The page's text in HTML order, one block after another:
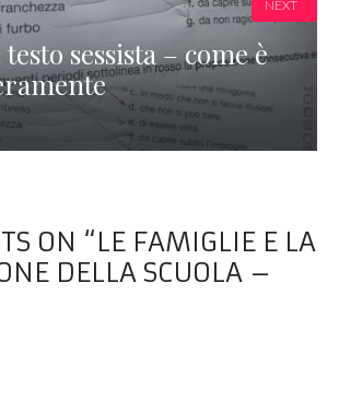
sessista – come è
NEXT
ON “LE FAMIGLIE E LA
DELLA SCUOLA –